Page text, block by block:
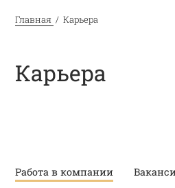
Главная Карьера
Карьера
Работа в компании